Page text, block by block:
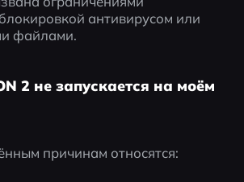
антивирусом или
файлами.
2 не запускается на моём
причинам относятся: